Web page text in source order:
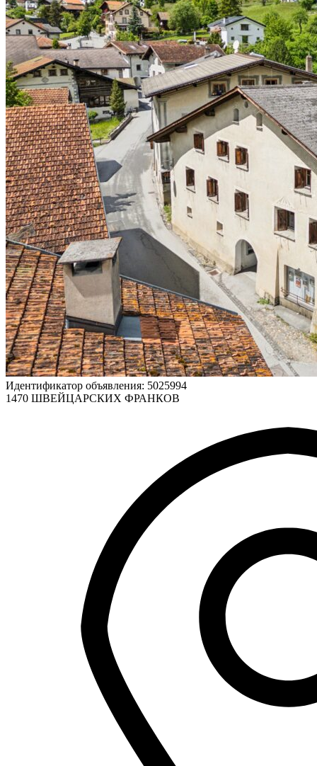
Идентификатор объявления: 5025994
1470 ШВЕЙЦАРСКИХ ФРАНКОВ